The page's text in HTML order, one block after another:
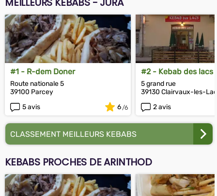
#1 - R-dem Doner
Route nationale 5
39100 Parcey
5 avis
6
#2 - Kebab des lacs
5 grand rue
39130 Clairvaux-les-
2 avis
CLASSEMENT MEILLEURS KEBABS
KEBABS PROCHES DE ARINTHOD